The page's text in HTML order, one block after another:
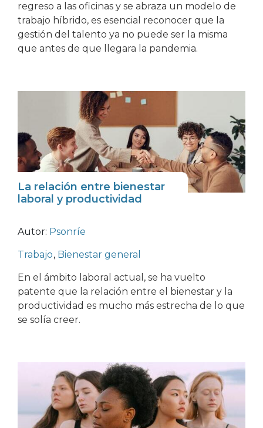
regreso a las oficinas y se abraza un modelo de
trabajo híbrido, es esencial reconocer que la
gestión del talento ya no puede ser la misma
que antes de que llegara la pandemia.
La relación entre bienestar
laboral y productividad
Autor: Psonríe
Trabajo, Bienestar general
En el ámbito laboral actual, se ha vuelto
patente que la relación entre el bienestar y la
productividad es mucho más estrecha de lo que
se solía creer.